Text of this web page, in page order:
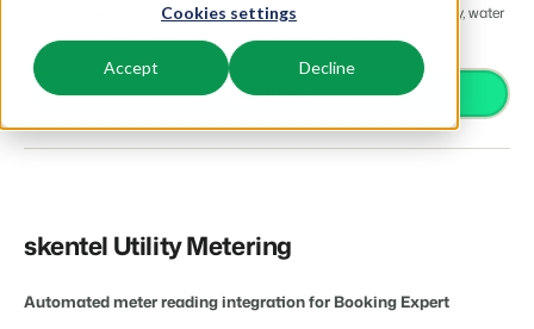
Cookies settings
Accept Decline
Vermarkte dein Angebot auf verschiedenen Channels.
Triff Entscheidungen, die sich auf Zahlen und Fakten beruhen.
Ferienhäuser, Bungalows, Mobilheime und Weinfässer.
Stellplätze, Camping, Glamping und Zelten.
Hotelzimmer, Appartements, B&Bs und Pensionen.
Wissenswertes
BEX Educate | Pro
Weiter lernen, weiter führen in der Freizeitbranche
Lerne uns auf verschiedenen Veranstaltungen kennen.
Preise
Kundenstories
Für Campingplätze
Anmelden
Zahlungsanbieter
Zahlungen erhalten
Distribution
Vermarkte dein Angebot auf verschiedenen Plattformen
Gästeerlebnis
Optimiere das Gästeerlebnis
Content Management
Integriere mit jedem CMS
Facility Management
Optimiere deine Betriebsabläufe
Automated meter reading integration - retrieve electricity, water
Install app
skentel Utility Metering
Automated meter reading integration for Booking Expert